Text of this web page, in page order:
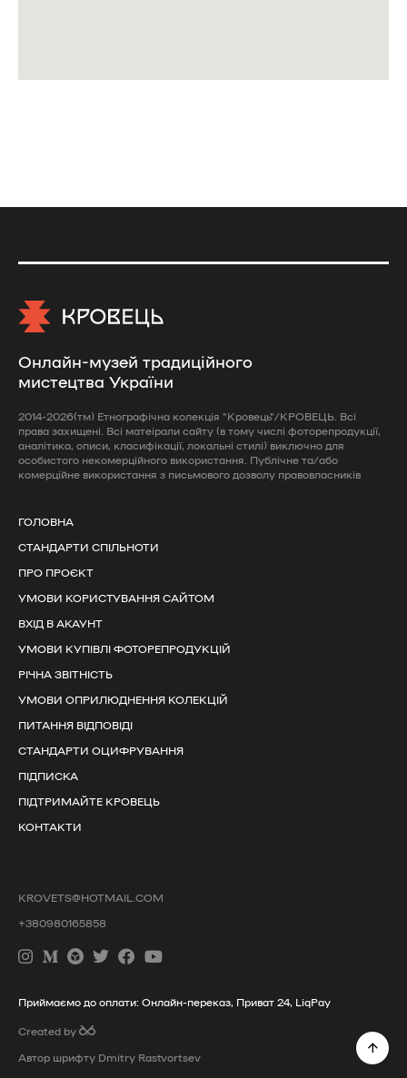
Онлайн-музей традиційного
мистецтва України
2014-2026(тм) Етнографічна колекція "Кровець"/КРОВЕЦЬ. Всі
права захищені. Всі матеірали сайту (в тому числі фоторепродукції,
аналітика, описи, класифікації, локальні стилі) виключно для
особистого некомерційного використання. Публічне та/або
комерційне використання з письмового дозволу правовласників
ГОЛОВНА
СТАНДАРТИ СПІЛЬНОТИ
ПРО ПРОЄКТ
УМОВИ КОРИСТУВАННЯ САЙТОМ
ВХІД В АКАУНТ
УМОВИ КУПІВЛІ ФОТОРЕПРОДУКЦІЙ
РІЧНА ЗВІТНІСТЬ
УМОВИ ОПРИЛЮДНЕННЯ КОЛЕКЦІЙ
ПИТАННЯ ВІДПОВІДІ
СТАНДАРТИ ОЦИФРУВАННЯ
ПІДПИСКА
ПІДТРИМАЙТЕ КРОВЕЦЬ
КОНТАКТИ
KROVETS@HOTMAIL.COM
+380980165858
Приймаємо до оплати: Онлайн-переказ, Приват 24, LiqPay
Created by
Автор шрифту Dmitry Rastvortsev